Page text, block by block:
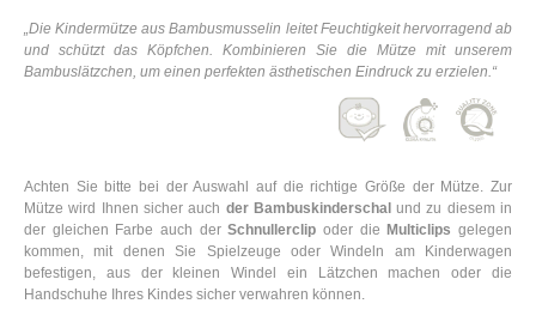
„Die Kindermütze aus Bambusmusselin leitet Feuchtigkeit hervorragend ab
und schützt das Köpfchen. Kombinieren Sie die Mütze mit unserem
Bambuslätzchen, um einen perfekten ästhetischen Eindruck zu erzielen.“
Achten Sie bitte bei der Auswahl auf die richtige Größe der Mütze. Zur
Mütze wird Ihnen sicher auch der Bambuskinderschal und zu diesem in
der gleichen Farbe auch derSchnullerclipoder die Multiclips gelegen
kommen, mit denen Sie Spielzeuge oder Windeln am Kinderwagen
befestigen, aus der kleinen Windel ein Lätzchen machen oder die
Handschuhe Ihres Kindes sicher verwahren können.